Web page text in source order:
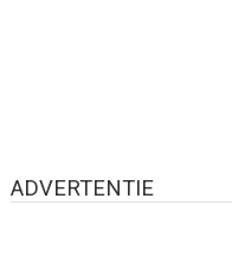
ADVERTENTIE